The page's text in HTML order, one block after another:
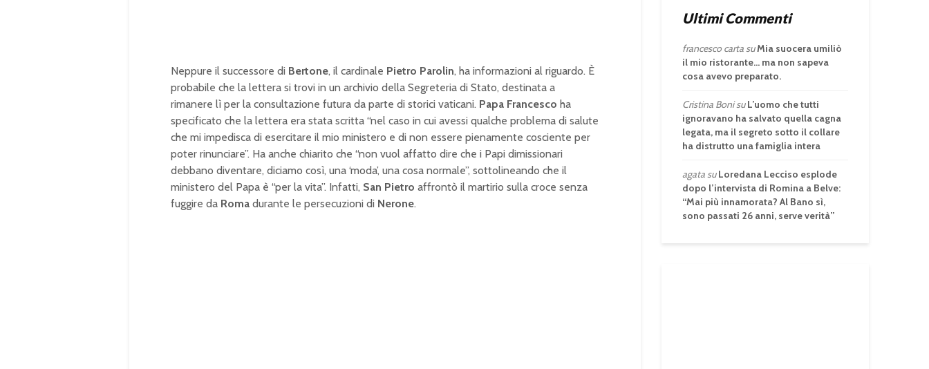
Neppure il successore di Bertone, il cardinale Pietro Parolin, ha informazioni al riguardo. È
probabile che la lettera si trovi in un archivio della Segreteria di Stato, destinata a
rimanere lì per la consultazione futura da parte di storici vaticani. Papa Francesco ha
specificato che la lettera era stata scritta “nel caso in cui avessi qualche problema di salute
che mi impedisca di esercitare il mio ministero e di non essere pienamente cosciente per
poter rinunciare”. Ha anche chiarito che “non vuol affatto dire che i Papi dimissionari
debbano diventare, diciamo così, una ‘moda’, una cosa normale”, sottolineando che il
ministero del Papa è “per la vita”. Infatti, San Pietro affrontò il martirio sulla croce senza
fuggire da Roma durante le persecuzioni di Nerone.
Ultimi Commenti
francesco cartasuMia suocera umiliò
il mio ristorante… ma non sapeva
cosa avevo preparato.
Cristina BonisuL’uomo che tutti
ignoravano ha salvato quella cagna
legata, ma il segreto sotto il collare
ha distrutto una famiglia intera
agatasuLoredana Lecciso esplode
dopo l’intervista di Romina a Belve:
“Mai più innamorata? Al Bano sì,
sono passati 26 anni, serve verità”